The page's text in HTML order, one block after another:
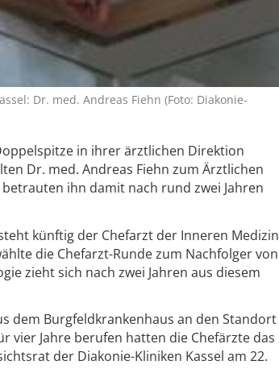
Dr. med. Andreas Fiehn (Foto: Diakonie-
in ihrer ärztlichen Direktion
Dr. med. Andreas Fiehn zum Ärztlichen
ihn damit nach rund zwei Jahren
künftig der Chefarzt der Inneren Medizin
die Chefarzt-Runde zum Nachfolger von
zieht sich nach zwei Jahren aus diesem
dem Burgfeldkrankenhaus an den Standort
vier Jahre berufen hatten die Chefärzte das
der Diakonie-Kliniken Kassel am 22.